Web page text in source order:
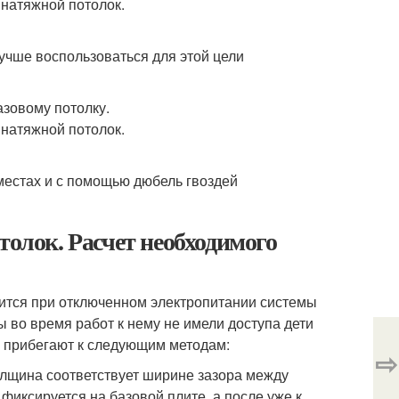
воспользоваться для этой цели
потолку.
и с помощью дюбель гвоздей
Расчет необходимого
при отключенном электропитании системы
время работ к нему не имели доступа дети
к следующим методам:
соответствует ширине зазора между
⇨